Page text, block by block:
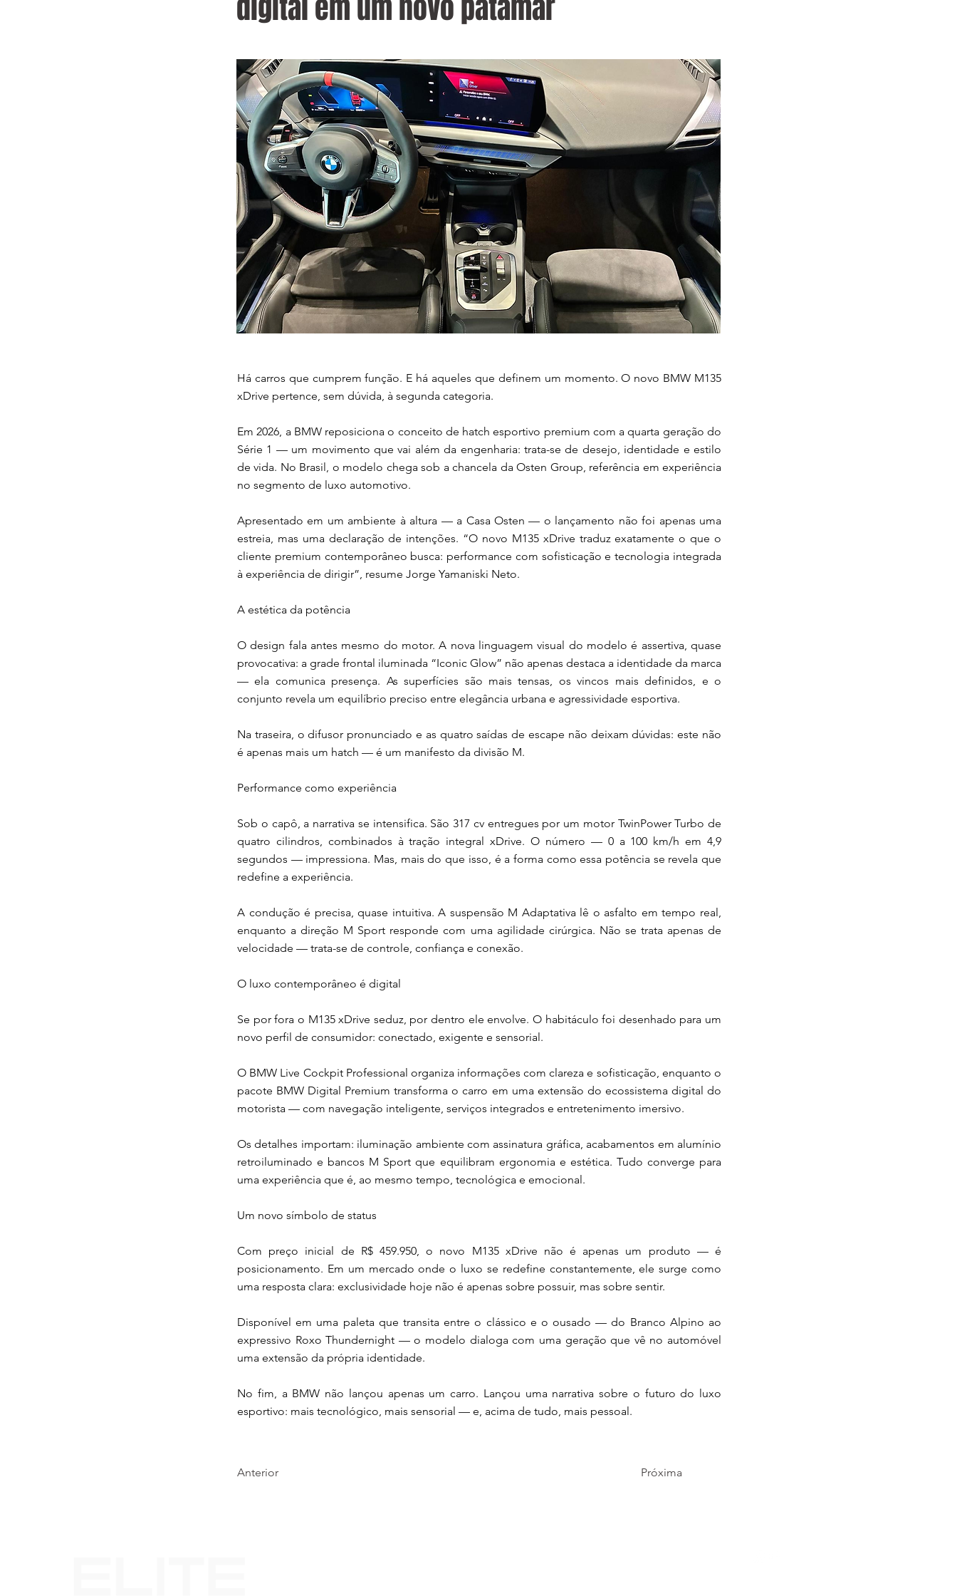
Há carros que cumprem função. E há aqueles que definem um momento. O novo BMW M135
xDrive pertence, sem dúvida, à segunda categoria.
Em 2026, a BMW reposiciona o conceito de hatch esportivo premium com a quarta geração do
Série 1 — um movimento que vai além da engenharia: trata-se de desejo, identidade e estilo
de vida. No Brasil, o modelo chega sob a chancela da Osten Group, referência em experiência
no segmento de luxo automotivo.
Apresentado em um ambiente à altura — a Casa Osten — o lançamento não foi apenas uma
estreia, mas uma declaração de intenções. “O novo M135 xDrive traduz exatamente o que o
cliente premium contemporâneo busca: performance com sofisticação e tecnologia integrada
à experiência de dirigir”, resume Jorge Yamaniski Neto.
A estética da potência
O design fala antes mesmo do motor. A nova linguagem visual do modelo é assertiva, quase
provocativa: a grade frontal iluminada “Iconic Glow” não apenas destaca a identidade da marca
— ela comunica presença. As superfícies são mais tensas, os vincos mais definidos, e o
conjunto revela um equilíbrio preciso entre elegância urbana e agressividade esportiva.
Na traseira, o difusor pronunciado e as quatro saídas de escape não deixam dúvidas: este não
é apenas mais um hatch — é um manifesto da divisão M.
Performance como experiência
Sob o capô, a narrativa se intensifica. São 317 cv entregues por um motor TwinPower Turbo de
quatro cilindros, combinados à tração integral xDrive. O número — 0 a 100 km/h em 4,9
segundos — impressiona. Mas, mais do que isso, é a forma como essa potência se revela que
redefine a experiência.
A condução é precisa, quase intuitiva. A suspensão M Adaptativa lê o asfalto em tempo real,
enquanto a direção M Sport responde com uma agilidade cirúrgica. Não se trata apenas de
velocidade — trata-se de controle, confiança e conexão.
O luxo contemporâneo é digital
Se por fora o M135 xDrive seduz, por dentro ele envolve. O habitáculo foi desenhado para um
novo perfil de consumidor: conectado, exigente e sensorial.
O BMW Live Cockpit Professional organiza informações com clareza e sofisticação, enquanto o
pacote BMW Digital Premium transforma o carro em uma extensão do ecossistema digital do
motorista — com navegação inteligente, serviços integrados e entretenimento imersivo.
Os detalhes importam: iluminação ambiente com assinatura gráfica, acabamentos em alumínio
retroiluminado e bancos M Sport que equilibram ergonomia e estética. Tudo converge para
uma experiência que é, ao mesmo tempo, tecnológica e emocional.
Um novo símbolo de status
Com preço inicial de R$ 459.950, o novo M135 xDrive não é apenas um produto — é
posicionamento. Em um mercado onde o luxo se redefine constantemente, ele surge como
uma resposta clara: exclusividade hoje não é apenas sobre possuir, mas sobre sentir.
Disponível em uma paleta que transita entre o clássico e o ousado — do Branco Alpino ao
expressivo Roxo Thundernight — o modelo dialoga com uma geração que vê no automóvel
uma extensão da própria identidade.
No fim, a BMW não lançou apenas um carro. Lançou uma narrativa sobre o futuro do luxo
esportivo: mais tecnológico, mais sensorial — e, acima de tudo, mais pessoal.
Anterior Próxima